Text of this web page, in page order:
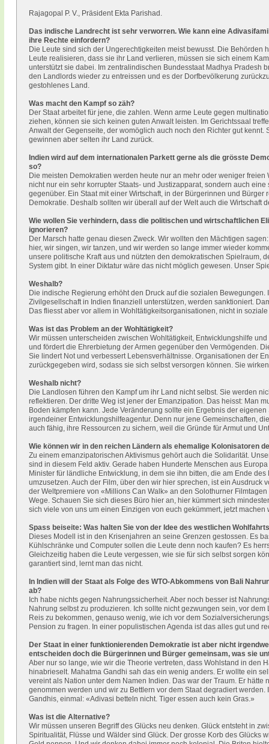
Rajagopal P. V., Präsident Ekta Parishad.
Das indische Landrecht ist sehr verworren. Wie kann eine
ihre Rechte einfordern?
Die Leute sind sich der Ungerechtigkeiten meist bewusst. Die Behörden
Leute realisieren, dass sie ihr Land verlieren, müssen sie sich einem
unterstützt sie dabei. Im zentralindischen Bundesstaat Madhya Pradesh
den Landlords wieder zu entreissen und es der Dorfbevölkerung
gestohlenes Land.
Was macht den Kampf so zäh?
Der Staat arbeitet für jene, die zahlen. Wenn arme Leute gegen
ziehen, können sie sich keinen guten Anwalt leisten. Im Gerichtssaal
Anwalt der Gegenseite, der womöglich auch noch den Richter gut kennt.
gewinnen aber selten ihr Land zurück.
Indien wird auf dem internationalen Parkett gerne als die grösste
so?
Die meisten Demokratien werden heute nur an mehr oder weniger
nicht nur ein sehr korrupter Staats- und Justizapparat, sondern auch
gegenüber. Ein Staat mit einer Wirtschaft, in der Bürgerinnen und
Demokratie. Deshalb sollten wir überall auf der Welt auch die Wirtschaft
Wie wollen Sie verhindern, dass die politischen und wirtschaftlichen
ignorieren?
Der Marsch hatte genau diesen Zweck. Wir wollten den Mächtigen
hier, wir singen, wir tanzen, und wir werden so lange immer wieder
unsere politische Kraft aus und nützten den demokratischen Spielraum,
System gibt. In einer Diktatur wäre das nicht möglich gewesen. Unser
Weshalb?
Die indische Regierung erhöht den Druck auf die sozialen
Zivilgesellschaft in Indien finanziell unterstützen, werden sanktioniert.
Das fliesst aber vor allem in Wohltätigkeitsorganisationen, nicht in
Was ist das Problem an der Wohltätigkeit?
Wir müssen unterscheiden zwischen Wohltätigkeit, Entwicklungshilfe
und fördert die Ehrerbietung der Armen gegenüber den Vermögenden.
Sie lindert Not und verbessert Lebensverhältnisse. Organisationen der
zurückgegeben wird, sodass sie sich selbst versorgen können. Sie
Weshalb nicht?
Die Landlosen führen den Kampf um ihr Land nicht selbst. Sie werden
reflektieren. Der dritte Weg ist jener der Emanzipation. Das heisst: Man
Boden kämpfen kann. Jede Veränderung sollte ein Ergebnis der
irgendeiner Entwicklungshilfeagentur. Denn nur jene Gemeinschaften,
auch fähig, ihre Ressourcen zu sichern, weil die Gründe für Armut und
Wie können wir in den reichen Ländern als ehemalige Kolonisatoren
Zu einem emanzipatorischen Aktivismus gehört auch die Solidarität.
sind in diesem Feld aktiv. Gerade haben Hunderte Menschen aus
Minister für ländliche Entwicklung, in dem sie ihn bitten, die am Ende
umzusetzen. Auch der Film, über den wir hier sprechen, ist ein Ausdruck
der Weltpremiere von «Millions Can Walk» an den Solothurner
Wege. Schauen Sie sich dieses Büro hier an, hier kümmert sich
sich viele von uns um einen Einzigen von euch gekümmert, jetzt machen
Spass beiseite: Was halten Sie von der Idee des westlichen
Dieses Modell ist in den Krisenjahren an seine Grenzen gestossen. Es
Kühlschränke und Computer sollen die Leute denn noch kaufen? Es
Gleichzeitig haben die Leute vergessen, wie sie für sich selbst sorgen
garantiert sind, lernt man das nicht.
In Indien will der Staat als Folge des WTO-Abkommens von Bali
ab?
Ich habe nichts gegen Nahrungssicherheit. Aber noch besser ist
Nahrung selbst zu produzieren. Ich sollte nicht gezwungen sein, vor
Reis zu bekommen, genauso wenig, wie ich vor dem
Pension zu fragen. In einer populistischen Agenda ist das alles gut und
Der Staat in einer funktionierenden Demokratie ist aber nicht
entscheiden doch die Bürgerinnen und Bürger gemeinsam, was sie
Aber nur so lange, wie wir die Theorie vertreten, dass Wohlstand in den
hinabrieselt. Mahatma Gandhi sah das ein wenig anders. Er wollte ein
vereint als Nation unter dem Namen Indien. Das war der Traum. Er
genommen werden und wir zu Bettlern vor dem Staat degradiert
Gandhis, einmal: «Adivasi betteln nicht. Tiger essen auch kein Gras.»
Was ist die Alternative?
Wir müssen unseren Begriff des Glücks neu denken. Glück entsteht in
Spiritualität, Flüsse und Wälder sind Glück. Der grosse Korb des Glücks